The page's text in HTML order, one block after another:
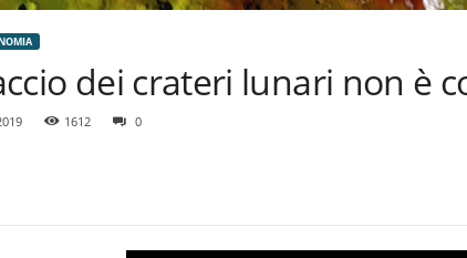
dei crateri lunari non è
1612 0